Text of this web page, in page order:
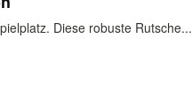
Diese robuste Rutsche...